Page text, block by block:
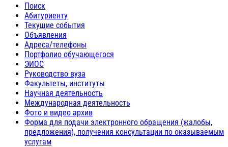
Поиск
Абитуриенту
Текущие события
Объявления
Адреса/телефоны
Портфолио обучающегося
ЭИОС
Руководство вуза
Факультеты, институты
Научная деятельность
Международная деятельность
Фото и видео архив
Форма для подачи электронного обращения (жалобы,
предложения), получения консультации по оказываемым
услугам